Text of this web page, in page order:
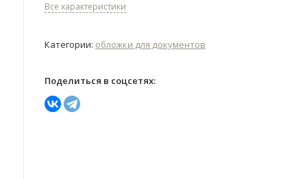
Все характеристики
Категории: обложки для документов
Поделиться в соцсетях: